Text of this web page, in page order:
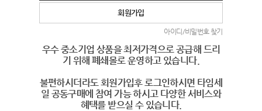
회원가입
아이디/비밀번호 찾기
우수 중소기업 상품을 최저가격으로 공급해 드리
기 위해 폐쇄몰로 운영하고 있습니다.
불편하시더라도 회원가입후 로그인하시면 타임세
일 공동구매에 참여 가능 하시고 다양한 서비스와
혜택를 받으실 수 있습니다.